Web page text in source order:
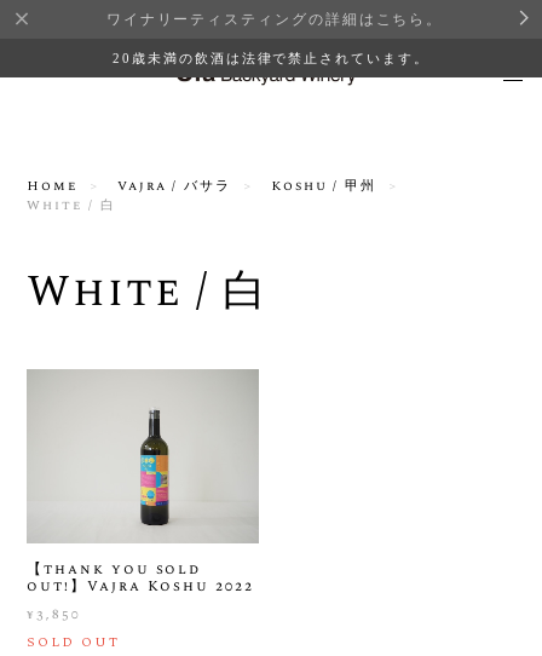
ワイナリーティスティングの詳細はこちら。
20歳未満の飲酒は法律で禁止されています。
Home Vajra / バサラ
Koshu / 甲州
White / 白
White / 白
【thank you sold
out!】Vajra Koshu 2022
¥3,850
SOLD OUT